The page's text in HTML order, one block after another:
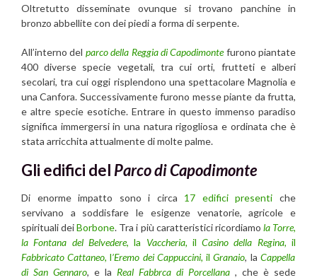
Oltretutto disseminate ovunque si trovano panchine in
bronzo abbellite con dei piedi a forma di serpente.
All’interno del parco della Reggia di Capodimontefurono piantate
400 diverse specie vegetali, tra cui orti, frutteti e alberi
secolari, tra cui oggi risplendono una spettacolare Magnolia e
una Canfora. Successivamente furono messe piante da frutta,
e altre specie esotiche. Entrare in questo immenso paradiso
significa immergersi in una natura rigogliosa e ordinata che è
stata arricchita attualmente di molte palme.
Gli edifici del Parco di Capodimonte
Di enorme impatto sono i circa 17 edifici presenti che
servivano a soddisfare le esigenze venatorie, agricole e
spirituali deiBorbone. Tra i più caratteristici ricordiamo la Torre,
la Fontana del Belvedere, la Vaccheria, il Casino della Regina,il
Fabbricato Cattaneo,l’Eremo dei Cappuccini,il Granaio, la Cappella
di San Gennaro, e la Real Fabbrca di Porcellana , che è sede